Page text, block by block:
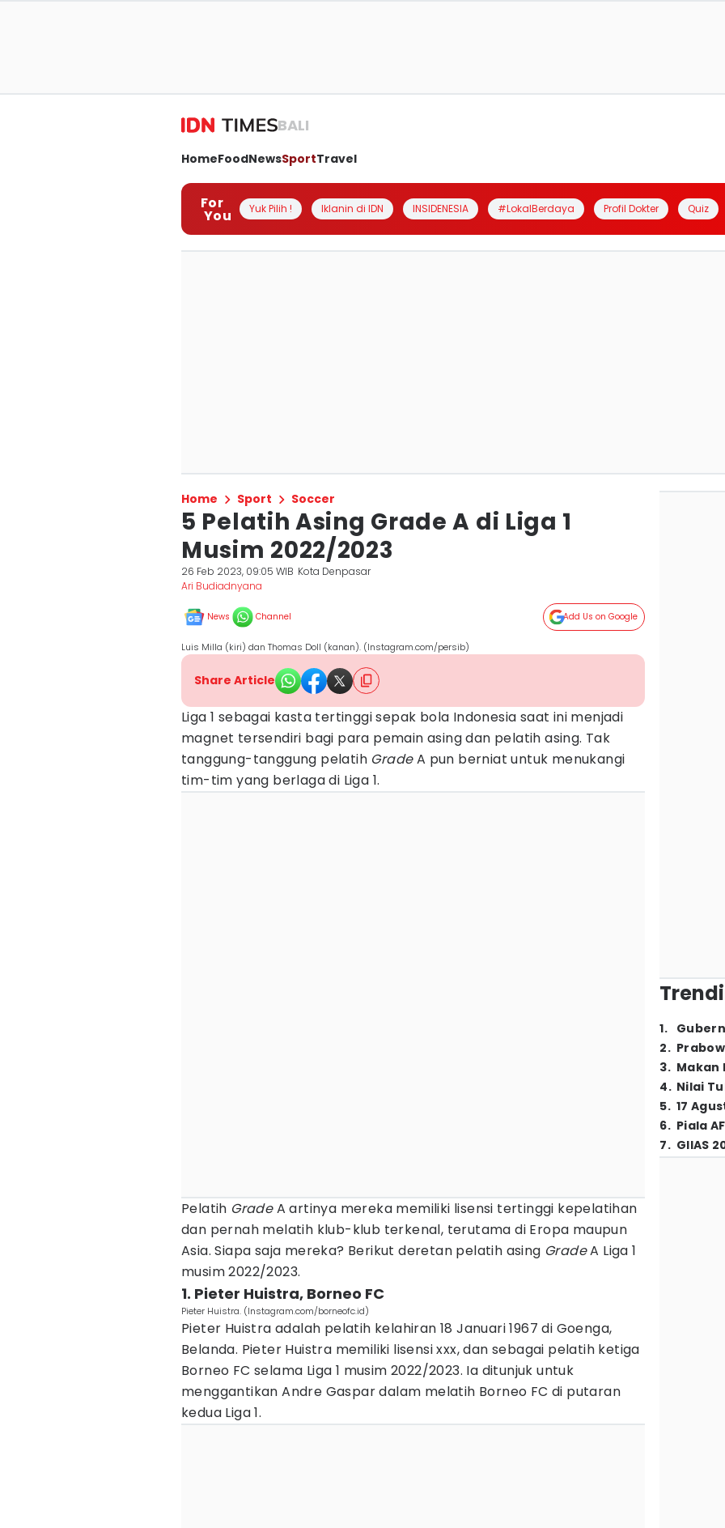
BALI
HomeFoodNewsSportTravel
For
You Yuk Pilih ! Iklanin di IDN INSIDENESIA #LokalBerdaya Profil Dokter Quiz
Home Sport Soccer
5 Pelatih Asing Grade A di Liga 1
Musim 2022/2023
26 Feb 2023, 09:05 WIB Kota Denpasar
Ari Budiadnyana
News Channel Add Us on Google
Luis Milla (kiri) dan Thomas Doll (kanan). (Instagram.com/persib)
Share Article
Liga 1 sebagai kasta tertinggi sepak bola Indonesia saat ini menjadi
magnet tersendiri bagi para pemain asing dan pelatih asing. Tak
tanggung-tanggung pelatih GradeA pun berniat untuk menukangi
tim-tim yang berlaga di Liga 1.
Pelatih GradeA artinya mereka memiliki lisensi tertinggi kepelatihan
dan pernah melatih klub-klub terkenal, terutama di Eropa maupun
Asia. Siapa saja mereka? Berikut deretan pelatih asing GradeA Liga 1
musim 2022/2023.
1. Pieter Huistra, Borneo FC
Pieter Huistra. (Instagram.com/borneofc.id)
Pieter Huistra adalah pelatih kelahiran 18 Januari 1967 di Goenga,
Belanda. Pieter Huistra memiliki lisensi xxx, dan sebagai pelatih ketiga
Borneo FC selama Liga 1 musim 2022/2023. Ia ditunjuk untuk
menggantikan Andre Gaspar dalam melatih Borneo FC di putaran
kedua Liga 1.
1.
2.
3. Makan
4. Nilai
5. 17
6. Piala
7. GIIAS